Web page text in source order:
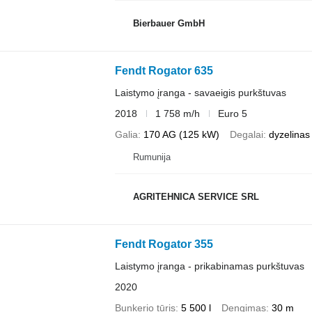
Bierbauer GmbH
Fendt Rogator 635
Laistymo įranga - savaeigis purkštuvas
2018
1 758 m/h
Euro 5
Galia
170 AG (125 kW) Degalai dyzelinas
Rumunija
AGRITEHNICA SERVICE SRL
Fendt Rogator 355
Laistymo įranga - prikabinamas purkštuvas
2020
Bunkerio tūris 5 500 l Dengimas 30 m